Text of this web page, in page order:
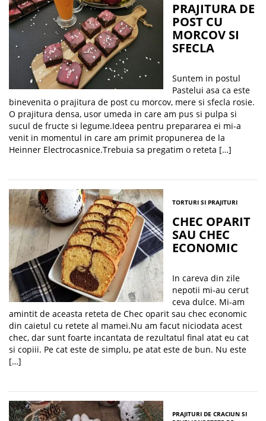
PRAJITURA DE
POST CU
MORCOV SI
SFECLA
Suntem in postul
Pastelui asa ca este
binevenita o prajitura de post cu morcov, mere si sfecla rosie.
O prajitura densa, usor umeda in care am pus si pulpa si
sucul de fructe si legume.Ideea pentru prepararea ei mi-a
venit in momentul in care am primit propunerea de la
Heinner Electrocasnice.Trebuia sa pregatim o reteta […]
TORTURI SI PRAJITURI
CHEC OPARIT
SAU CHEC
ECONOMIC
In careva din zile
nepotii mi-au cerut
ceva dulce. Mi-am
amintit de aceasta reteta de Chec oparit sau chec economic
din caietul cu retete al mamei.Nu am facut niciodata acest
chec, dar sunt foarte incantata de rezultatul final atat eu cat
si copiii. Pe cat este de simplu, pe atat este de bun. Nu este
[…]
PRAJITURI DE CRACIUN SI